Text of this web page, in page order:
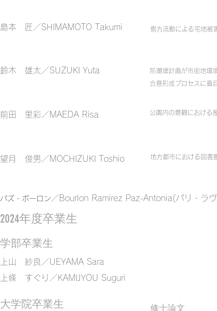
​島本 匠／SHIMAMOTO Takumi 側方流動による宅地被
​鈴木 雄太／SUZUKI Yuta
防潮堤計画が市街地環
合意形成プロセスに着
​前田 里彩／MAEDA Risa 公園内の景観における
​望月 俊男／MOCHIZUKI Toshio 地方都市における図書
パズ・ボーロン ／Bourlon Ramirez Paz-Antonia(パリ・ラ
2024年度卒業生
学部卒業生
上山 紗良／UEYAMA Sara
上條 すぐり／KAMIJYOU Suguri
大学院卒業生 ​修士論文